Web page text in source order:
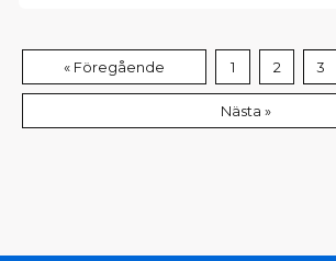
« Föregående 1 2 3
Nästa »